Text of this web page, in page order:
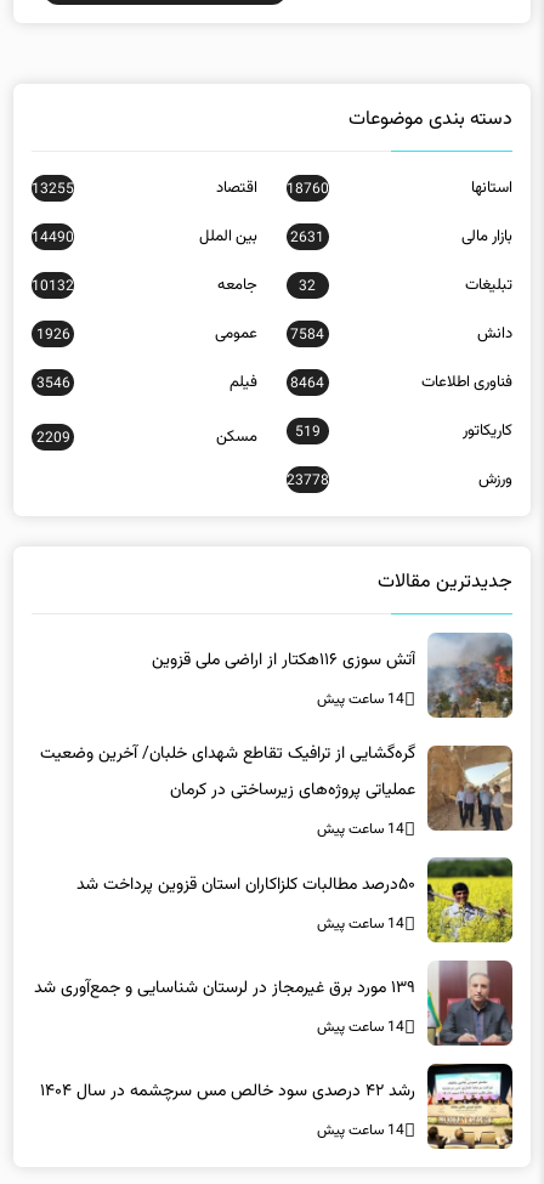
دسته بندی موضوعات
استانها 18760 اقتصاد 13255
بازار مالی 2631 بین الملل 14490
تبلیغات 32 جامعه 10132
دانش 7584 عمومی 1926
فناوری اطلاعات 8464 فیلم 3546
کاریکاتور 519 مسکن 2209
ورزش 23778
جدیدترین مقالات
آتش سوزی ۱۱۶هکتار از اراضی ملی قزوین
14 ساعت پیش
گره‌گشایی از ترافیک تقاطع شهدای خلبان/ آخرین وضعیت
عملیاتی پروژه‌های زیرساختی در کرمان
14 ساعت پیش
۵۰درصد مطالبات کلزاکاران استان قزوین پرداخت شد
14 ساعت پیش
۱۳۹ مورد برق غیرمجاز در لرستان شناسایی و جمع‌آوری شد
14 ساعت پیش
رشد ۴۲ درصدی سود خالص مس سرچشمه در سال ۱۴۰۴
14 ساعت پیش